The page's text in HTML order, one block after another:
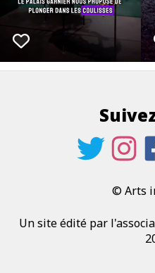
© Arts
Un site édité par